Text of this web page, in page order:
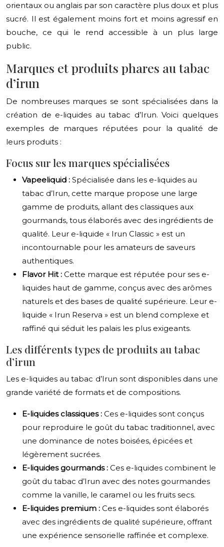
orientaux ou anglais par son caractère plus doux et plus
sucré. Il est également moins fort et moins agressif en
bouche, ce qui le rend accessible à un plus large
public.
Marques et produits phares au tabac
d’irun
De nombreuses marques se sont spécialisées dans la
création de e-liquides au tabac d’Irun. Voici quelques
exemples de marques réputées pour la qualité de
leurs produits :
Focus sur les marques spécialisées
Vapeeliquid : Spécialisée dans les e-liquides au
tabac d’Irun, cette marque propose une large
gamme de produits, allant des classiques aux
gourmands, tous élaborés avec des ingrédients de
qualité. Leur e-liquide « Irun Classic » est un
incontournable pour les amateurs de saveurs
authentiques.
Flavor Hit : Cette marque est réputée pour ses e-
liquides haut de gamme, conçus avec des arômes
naturels et des bases de qualité supérieure. Leur e-
liquide « Irun Reserva » est un blend complexe et
raffiné qui séduit les palais les plus exigeants.
Les différents types de produits au tabac
d’irun
Les e-liquides au tabac d’Irun sont disponibles dans une
grande variété de formats et de compositions.
E-liquides classiques : Ces e-liquides sont conçus
pour reproduire le goût du tabac traditionnel, avec
une dominance de notes boisées, épicées et
légèrement sucrées.
E-liquides gourmands : Ces e-liquides combinent le
goût du tabac d’Irun avec des notes gourmandes
comme la vanille, le caramel ou les fruits secs.
E-liquides premium : Ces e-liquides sont élaborés
avec des ingrédients de qualité supérieure, offrant
une expérience sensorielle raffinée et complexe.